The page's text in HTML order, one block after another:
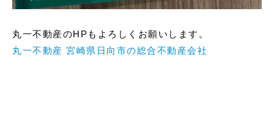
丸一不動産のHPもよろしくお願いします。
丸一不動産 宮崎県日向市の総合不動産会社